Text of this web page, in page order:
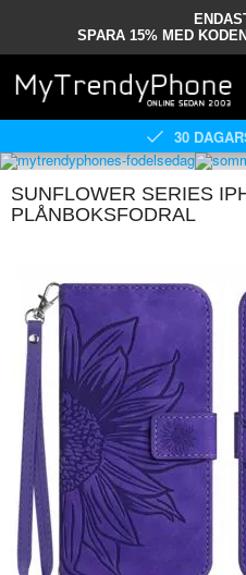
SPARA 15% MED KODEN
30
SUNFLOWER SERIES
PLÅNBOKSFODRAL